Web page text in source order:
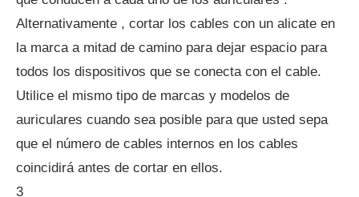
Alternativamente , cortar los cables con un alicate en
la marca a mitad de camino para dejar espacio para
todos los dispositivos que se conecta con el cable.
Utilice el mismo tipo de marcas y modelos de
auriculares cuando sea posible para que usted sepa
que el número de cables internos en los cables
coincidirá antes de cortar en ellos.
3